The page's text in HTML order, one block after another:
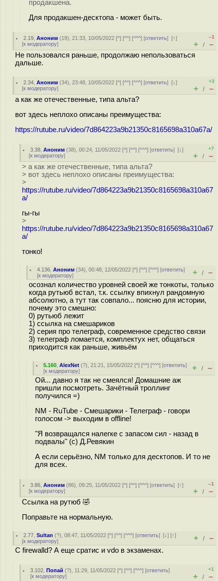
продакшена.
Для продакшен-десктопа - может быть.
2.19 ,Аноним (19), 21:33, 10/05/2022 [^] [^^] [^^^] [ответить][↑]
[к модератору]
–1
+ / –
Не пользовался раньше, продолжаю непользоваться
дальше.
2.34 ,Аноним (34), 23:48, 10/05/2022 [^] [^^] [^^^] [ответить][↓]
[к модератору]
+3
+ / –
а как же отечественные, типа альта?
вот здесь неплохо описаны преимущества:
https://rutube.ru/video/7d864223a9b21350c8165698a310a67a/
3.38 ,Аноним (38), 00:24, 11/05/2022 [^] [^^] [^^^] [ответить][↓]
[к модератору]
+7
+ / –
> а как же отечественные, типа альта?
> вот здесь неплохо описаны преимущества:
>
https://rutube.ru/video/7d864223a9b21350c8165698a310a67
a/
гы-гы
>
https://rutube.ru/video/7d864223a9b21350c8165698a310a67
a/
тонко!
4.136 ,Аноним (34), 00:48, 12/05/2022 [^] [^^] [^^^] [ответить]
[к модератору] + / –
осознал количество уровней своей же тонкоты, только
когда рутьюб встал, т.к. ссылку впихнул рандомную
абсолютно, а тут так совпало... поясню для истории,
почему это смешно:
0) рутьюб лежит
1) ссылка на смешариков
2) серия про телеграф, современное средство связи
3) телеграф ломается, комплектух нет, общаться
приходится как раньше, живьём
5.160 ,AlexNet (?), 21:21, 15/05/2022 [^] [^^] [^^^] [ответить]
[к модератору] + / –
Ой... давно я так не смеялся! Домашние аж
пришли посмотреть. Зачётный троллинг
получился =)
NM - RuTube - Смешарики - Телеграф - говори
голосом -> выходим в offline!
"Я возвращался налегке с запасом сил - назад в
подвалы" (с) Д.Ревякин
А если серьёзно, NM только для десктопов. И то не
для всех.
3.86 ,Аноним (86), 09:25, 11/05/2022 [^] [^^] [^^^] [ответить][↑]
[к модератору]
–1
+ / –
Ссылка на рутюб 🤣
Поправьте на нормальную.
2.77 ,Sultan (?), 08:47, 11/05/2022 [^] [^^] [^^^] [ответить][↓] [↑]
[к модератору] + / –
C firewalld? А еще сратис и vdo в экзаменах.
3.102 ,Попай (?), 11:29, 11/05/2022 [^] [^^] [^^^] [ответить]
[к модератору]
+1
+ / –